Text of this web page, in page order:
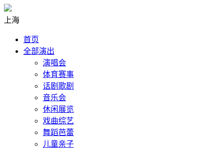
上海
首页
全部演出
演唱会
体育赛事
话剧歌剧
音乐会
休闲展览
戏曲综艺
舞蹈芭蕾
儿童亲子